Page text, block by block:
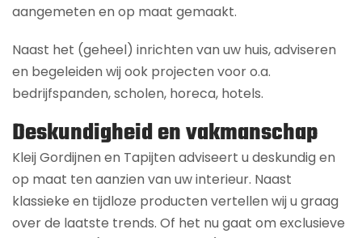
aangemeten en op maat gemaakt.
Naast het (geheel) inrichten van uw huis, adviseren
en begeleiden wij ook projecten voor o.a.
bedrijfspanden, scholen, horeca, hotels.
Deskundigheid en vakmanschap
Kleij Gordijnen en Tapijten adviseert u deskundig en
op maat ten aanzien van uw interieur. Naast
klassieke en tijdloze producten vertellen wij u graag
over de laatste trends. Of het nu gaat om exclusieve